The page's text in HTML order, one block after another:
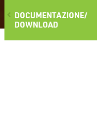
DOCUMENTAZIONE/
DOWNLOAD